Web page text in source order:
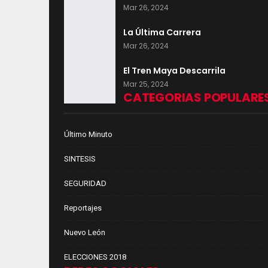
Mar 26, 2024
La Última Carrera
Mar 26, 2024
El Tren Maya Descarrila
Mar 25, 2024
CATEGORIAS
Último Minuto
SINTESIS
SEGURIDAD
Reportajes
Nuevo León
ELECCIONES 2018